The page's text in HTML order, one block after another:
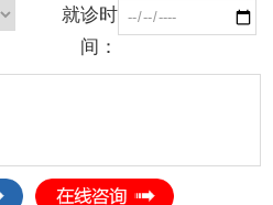
就诊时
间：